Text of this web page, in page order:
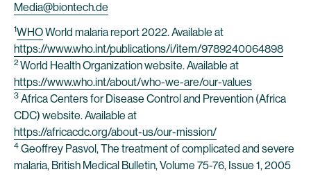
Media@biontech.de
1WHOWorld malaria report 2022. Available at
https://www.who.int/publications/i/item/9789240064898
2World Health Organization website. Available at
https://www.who.int/about/who-we-are/our-values
3 Africa Centers for Disease Control and Prevention (Africa
CDC) website. Available at
https://africacdc.org/about-us/our-mission/
4 Geoffrey Pasvol, The treatment of complicated and severe
malaria, British Medical Bulletin, Volume 75-76, Issue 1, 2005